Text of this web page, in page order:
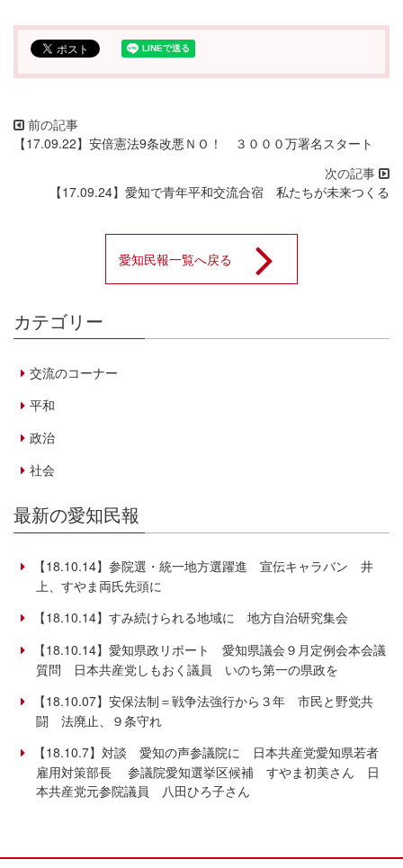
【17.09.22】安倍憲法9条改悪ＮＯ！ ３０００万署名スタート
【17.09.24】愛知で青年平和交流合宿 私たちが未来つくる
愛知民報一覧へ戻る
カテゴリー
交流のコーナー
平和
政治
社会
最新の愛知民報
【18.10.14】参院選・統一地方選躍進 宣伝キャラバン 井
上、すやま両氏先頭に
【18.10.14】すみ続けられる地域に 地方自治研究集会
【18.10.14】愛知県政リポート 愛知県議会９月定例会本会議
質問 日本共産党しもおく議員 いのち第一の県政を
【18.10.07】安保法制＝戦争法強行から３年 市民と野党共
闘 法廃止、９条守れ
【18.10.7】対談 愛知の声参議院に 日本共産党愛知県若者
雇用対策部長 参議院愛知選挙区候補 すやま初美さん 日
本共産党元参院議員 八田ひろ子さん